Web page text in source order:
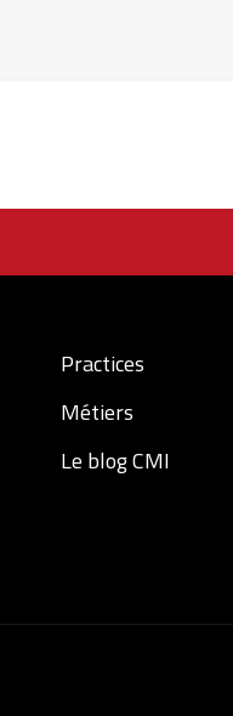
Practices
Métiers
Le blog CMI